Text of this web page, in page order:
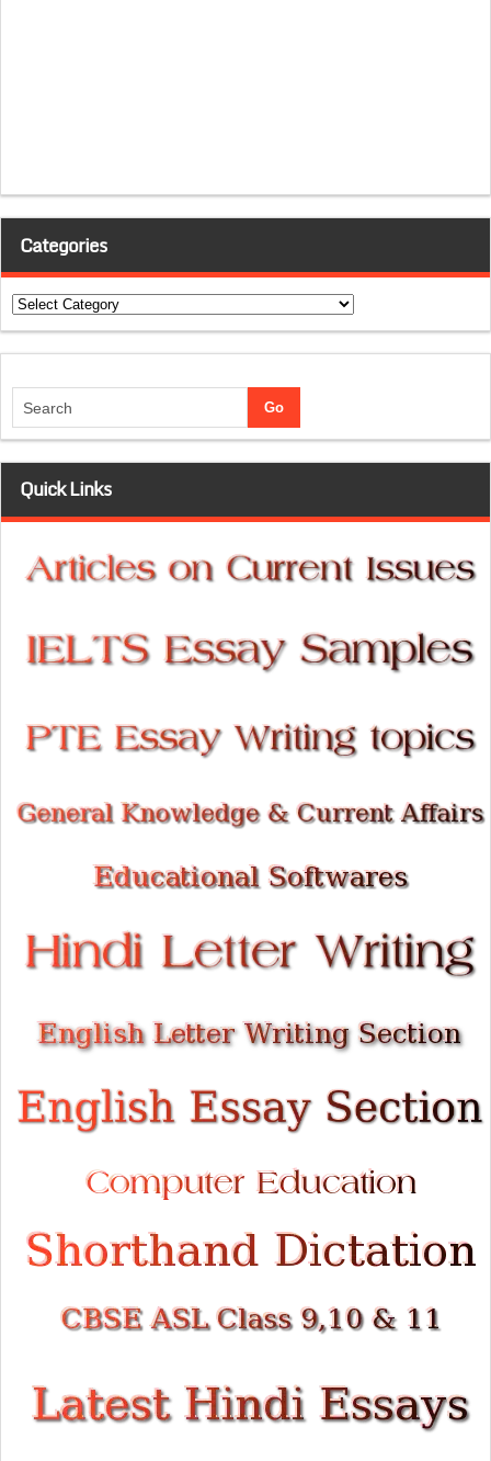
Categories
Categories
Quick Links